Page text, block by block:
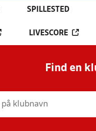
SPILLESTED
LIVESCORE
Find en